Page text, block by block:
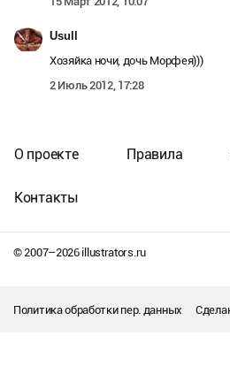
Usull
Хозяйка ночи, дочь Морфея)))
2 Июль 2012, 17:28
© 2007–2026illustrators.ru
О проекте Правила
Контакты
Политика обработки пер. данных